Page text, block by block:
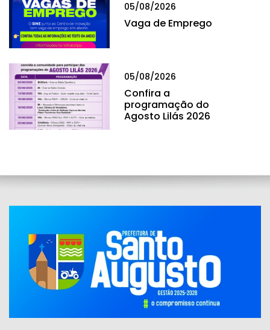
05/08/2026
Vaga de Emprego
05/08/2026
Confira a
programação do
Agosto Lilás 2026